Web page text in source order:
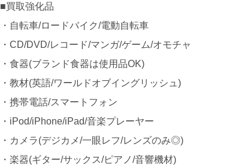
■買取強化品
・自転車/ロードバイク/電動自転車
・CD/DVD/レコード/マンガ/ゲーム/オモチャ
・食器(ブランド食器は使用品OK)
・教材(英語/ワールドオブイングリッシュ)
・携帯電話/スマートフォン
・iPod/iPhone/iPad/音楽プレーヤー
・カメラ(デジカメ/一眼レフ/レンズのみ◎)
・楽器(ギター/サックス/ピアノ/音響機材)